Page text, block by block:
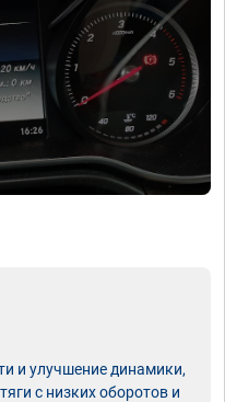
и улучшение динамики,
с низких оборотов и